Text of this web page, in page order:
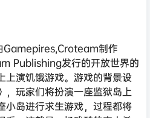
Gamepires,Croteam制作
Publishing发行的开放世界的
上演饥饿游戏。游戏的背景设
，玩家们将扮演一座监狱岛上
小岛进行求生游戏，过程都将